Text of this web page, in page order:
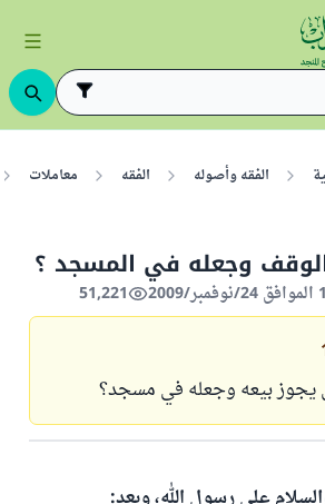
الفقه وأصوله الفقه معاملات
وجعله في المسجد ؟
51,221
بيعه وجعله في مسجد؟